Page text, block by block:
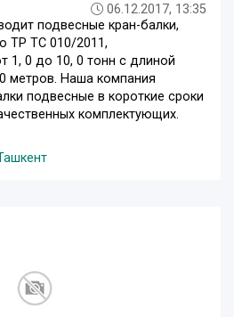
06.12.2017, 13:35
подвесные кран-балки,
ТР ТС 010/2011,
1, 0 до 10, 0 тонн с длиной
метров. Наша компания
подвесные в короткие сроки
комплектующих.